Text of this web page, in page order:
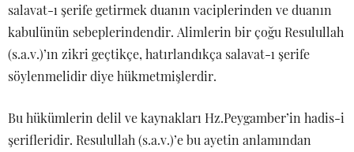
salavat-ı şerife getirmek duanın vaciplerinden ve duanın
kabulünün sebeplerindendir. Alimlerin bir çoğu Resulullah
(s.a.v.)’ın zikri geçtikçe, hatırlandıkça salavat-ı şerife
söylenmelidir diye hükmetmişlerdir.
Bu hükümlerin delil ve kaynakları Hz.Peygamber’in hadis-i
şerifleridir. Resulullah (s.a.v.)’e bu ayetin anlamından